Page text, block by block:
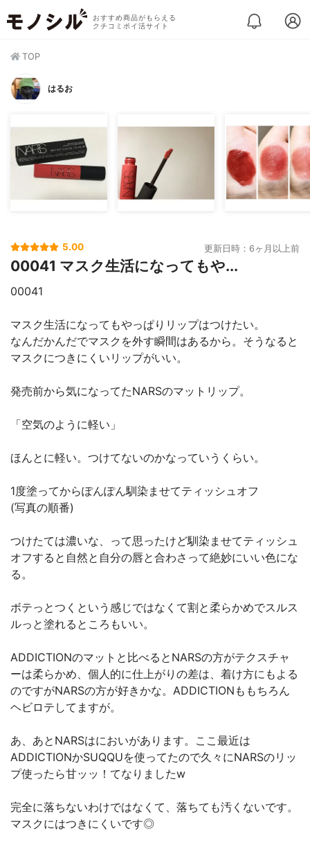
おすすめ商品がもらえる
クチコミポイ活サイト
TOP
はるお
5.00 更新日時：6ヶ月以上前
00041 マスク生活になってもや...
00041
マスク生活になってもやっぱりリップはつけたい。
なんだかんだでマスクを外す瞬間はあるから。そうなると
マスクにつきにくいリップがいい。
発売前から気になってたNARSのマットリップ。
「空気のように軽い」
ほんとに軽い。つけてないのかなっていうくらい。
1度塗ってからぽんぽん馴染ませてティッシュオフ
(写真の順番)
つけたては濃いな、って思ったけど馴染ませてティッシュ
オフすると自然と自分の唇と合わさって絶妙にいい色にな
る。
ボテっとつくという感じではなくて割と柔らかめでスルス
ルっと塗れるところもいい。
ADDICTIONのマットと比べるとNARSの方がテクスチャ
ーは柔らかめ、個人的に仕上がりの差は、着け方にもよる
のですがNARSの方が好きかな。ADDICTIONももちろん
ヘビロテしてますが。
あ、あとNARSはにおいがあります。ここ最近は
ADDICTIONかSUQQUを使ってたので久々にNARSのリッ
プ使ったら甘ッッ！てなりましたw
完全に落ちないわけではなくて、落ちても汚くないです。
マスクにはつきにくいです◎